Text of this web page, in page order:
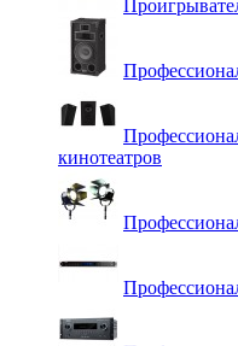
кинотеатров